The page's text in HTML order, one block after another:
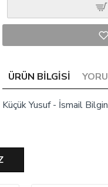
ÜRÜN BILGISI
Küçük Yusuf - İsmail